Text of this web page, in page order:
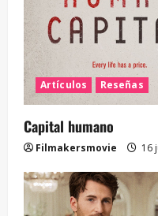
Artículos Reseñas
Capital humano
Filmakersmovie 16